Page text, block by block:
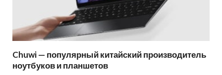
Chuwi — популярный китайский производитель
ноутбуков и планшетов